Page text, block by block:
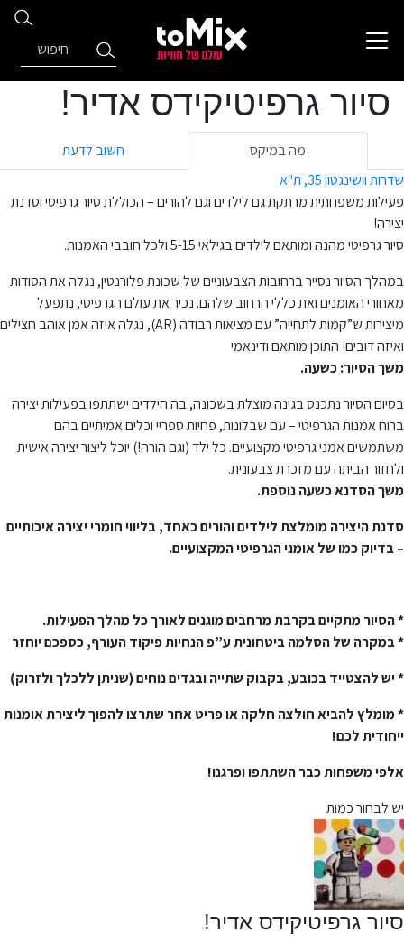
סיור גרפיטיקידס אדיר!
מה במיקס
חשוב לדעת
שדרות וושינגטון 35, ת"א
פעילות משפחתית מרתקת גם לילדים וגם להורים – הכוללת סיור גרפיטי וסדנת
יצירה!
סיור גרפיטי מהנה ומותאם לילדים בגילאי 5-15 ולכל חובבי האמנות.
במהלך הסיור נסייר ברחובות הצבעוניים של שכונת פלורנטין, נגלה את הסודות
מאחורי האומנים ואת כללי הרחוב שלהם. נכיר את עולם הגרפיטי, נתפעל
מיצירות ש”קמות לתחייה” עם מציאות רבודה (AR), נגלה איזה אמן אוהב חצילים
ואיזה דובים! התוכן מותאם ודינאמי
משך הסיור: כשעה.
בסיום הסיור נתכנס בגינה מוצלת בשכונה, בה הילדים ישתתפו בפעילות יצירה
ברוח אמנות הגרפיטי – עם שבלונות, פחיות ספריי וכלים אמיתיים בהם
משתמשים אמני גרפיטי מקצועיים. כל ילד (וגם הורה!) יוכל ליצור יצירה אישית
ולחזור הביתה עם מזכרת צבעונית.
משך הסדנא כשעה נוספת.
סדנת היצירה מומלצת לילדים והורים כאחד, בליווי חומרי יצירה איכותיים
– בדיוק כמו של אומני הגרפיטי המקצועיים.
* הסיור מתקיים בקרבת מרחבים מוגנים לאורך כל מהלך הפעילות.
* במקרה של הסלמה ביטחונית ע”פ הנחיות פיקוד העורף, כספכם יוחזר
* יש להצטייד בכובע, בקבוק שתייה ובגדים נוחים (שניתן ללכלך ולזרוק)
* מומלץ להביא חולצה חלקה או פריט אחר שתרצו להפוך ליצירת אומנות
ייחודית לכם!
אלפי משפחות כבר השתתפו ופרגנו!
יש לבחור כמות
סיור גרפיטיקידס אדיר!